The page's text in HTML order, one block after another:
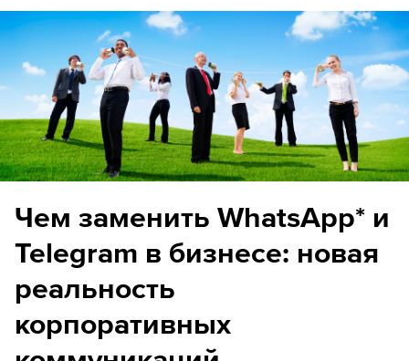
Чем заменить WhatsApp* и
Telegram в бизнесе: новая
реальность
корпоративных